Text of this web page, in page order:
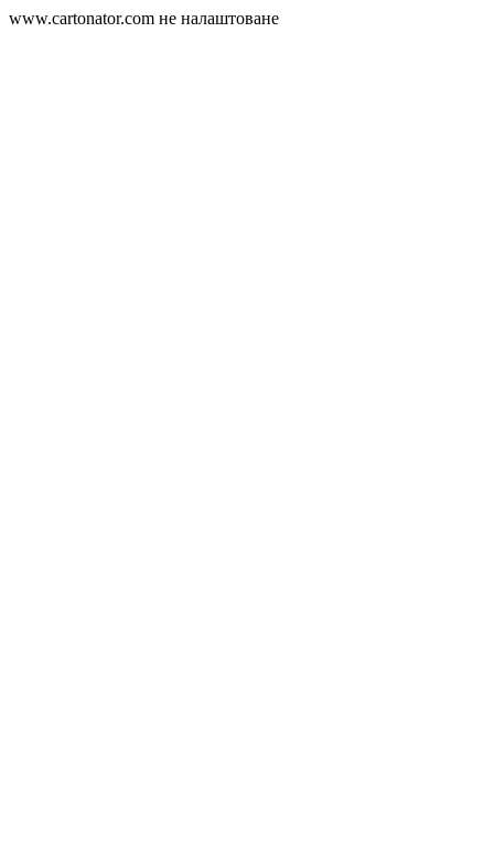
www.cartonator.com не налаштоване